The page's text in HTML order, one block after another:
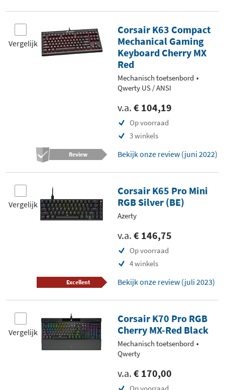
Vergelijk
Corsair K63 Compact
Mechanical Gaming
Keyboard Cherry MX
Red
Mechanisch toetsenbord
Qwerty US / ANSI
v.a. € 104,19
Op voorraad
3 winkels
Review Bekijk onze review (juni 2022)
Vergelijk
Corsair K65 Pro Mini
RGB Silver (BE)
Azerty
v.a. € 146,75
Op voorraad
4 winkels
Excellent Bekijk onze review (juli 2023)
Vergelijk
Corsair K70 Pro RGB
Cherry MX-Red Black
Mechanisch toetsenbord
Qwerty
v.a. € 170,00